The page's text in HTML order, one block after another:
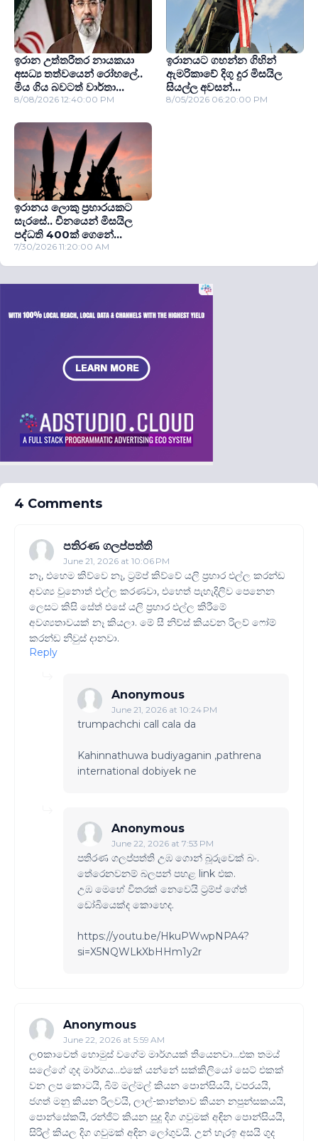
ඉරාන උත්තරීතර නායකයා
අසධ්‍ය තත්වයෙන් රෝහලේ..
මිය ගිය බවටත් වාර්තා...
8/08/2026 12:40:00 PM
ඉරානයට ගහන්න ගිහින්
ඇමරිකාවේ දිගු දුර මිසයිල
සියල්ල අවසන්...
8/05/2026 06:20:00 PM
ඉරානය ලොකු ප‍්‍රහාරයකට
සැරසේ.. චීනයෙන් මිසයිල
පද්ධති 400ක් ගෙනේ...
7/30/2026 11:20:00 AM
4 Comments
පතිරණ ගලප්පත්ති
June 21, 2026 at 10:06 PM
නෑ, එහෙම කිව්වෙ නෑ, ට්‍රම්ප් කිව්වේ යලි ප්‍රහාර එල්ල කරන්ඩ
අවශ්‍ය වුනොත් එල්ල කරණවා, එහෙත් පැහැදිලිව පෙනෙන
ලෙසට කිසි සේත් එසේ යලි ප්‍රහාර එල්ල කිරීමේ
අවශ්‍යතාවයක් නෑ කියලා. මේ සී නිව්ස් කියවන රිලව් ෆෝම්
කරන්ඩ නිවුස් දානවා.
Reply
Anonymous
June 21, 2026 at 10:24 PM
trumpachchi call cala da
Kahinnathuwa budiyaganin ,pathrena
international dobiyek ne
Anonymous
June 22, 2026 at 7:53 PM
පතිරණ ගලප්පත්ති උඹ ගොන් බූරුවෙක් බං.
තේරෙනවනම් බලපන් පහළ link එක.
උඹ මෙහේ විතරක් නෙවෙයි ට්‍රම්ප් ගේත්
ඩෝබියෙක්ද කොහෙද.
https://youtu.be/HkuPWwpNPA4?
si=X5NQWLkXbHHm1y2r
Anonymous
June 22, 2026 at 5:59 AM
ලoකාවෙත් හොමුස් වගේම මාර්ගයක් තියෙනවා...එක තමය්
සලේගේ ගුද මාර්ගය...එකේ යන්නේ සක්කිලියෝ සෙට් එකක්
වන ලප කොටයි, බිම් මල්මල් කියන පොන්සියයි, වපරයයි,
ජගත් මනු කියන රිලවයි, ලාල්-කාන්තාව කියන නපුන්සකයයි,
පොන්සේකයි, රන්ජිට් කියන සුදු දිග ගවුමක් අඳින පොන්සියයි,
සිරිල් කියල දිග ගවුමක් අඳින ලෝගුවයි. උන් හැරඉ අසයි ගුද